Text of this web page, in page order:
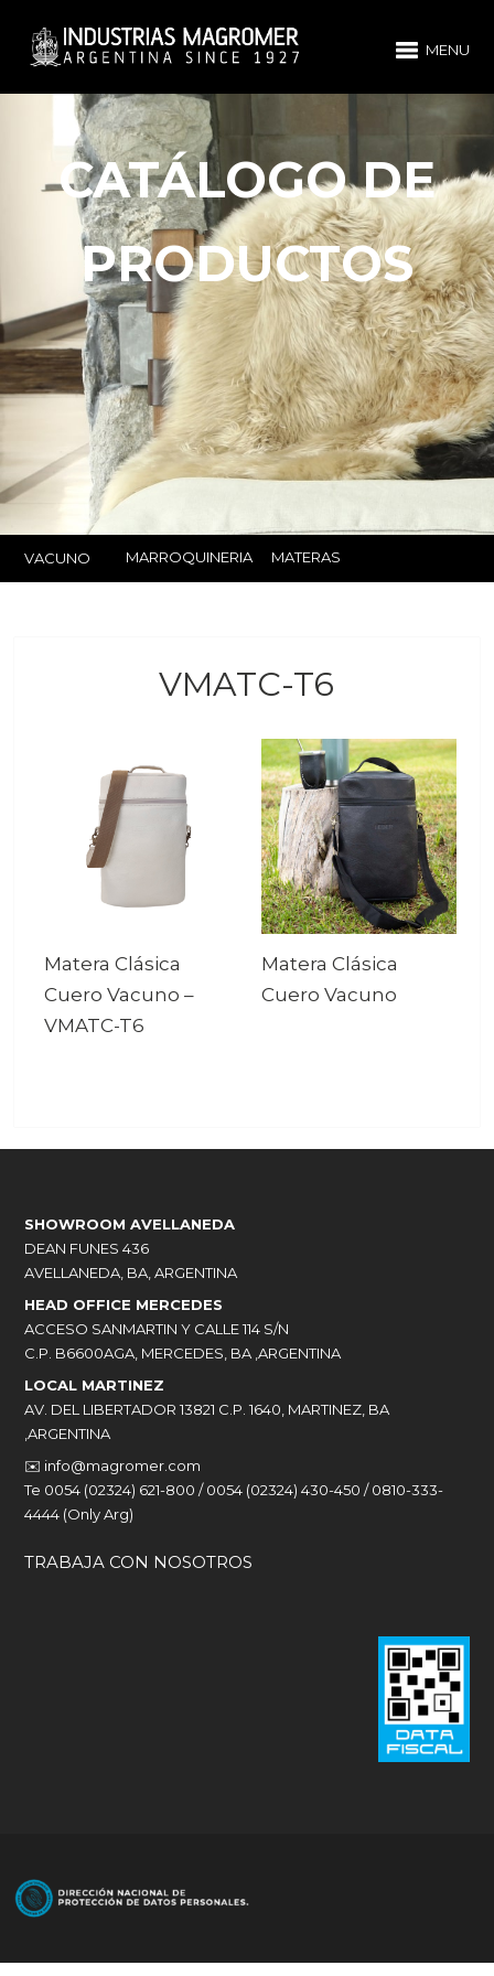
MENU
CATÁLOGO DE
PRODUCTOS
VACUNO MARROQUINERIA MATERAS
VMATC-T6
Matera Clásica
Cuero Vacuno –
VMATC-T6
Matera Clásica
Cuero Vacuno
SHOWROOM AVELLANEDA
DEAN FUNES 436
AVELLANEDA, BA, ARGENTINA
HEAD OFFICE MERCEDES
ACCESO SANMARTIN Y CALLE 114 S/N
C.P. B6600AGA, MERCEDES, BA ,ARGENTINA
LOCAL MARTINEZ
AV. DEL LIBERTADOR 13821 C.P. 1640, MARTINEZ, BA
,ARGENTINA
✉️ info@magromer.com
Te 0054 (02324) 621-800 / 0054 (02324) 430-450 / 0810-333-
4444 (Only Arg)
TRABAJA CON NOSOTROS